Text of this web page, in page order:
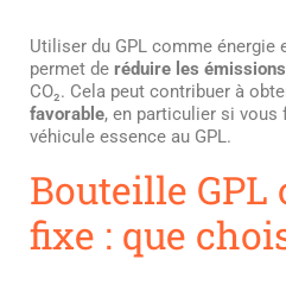
Utiliser du GPL comme énergie
permet de réduire les
CO₂. Cela peut contribuer à
favorable, en particulier si
véhicule essence au GPL.
Bouteille
fixe : que